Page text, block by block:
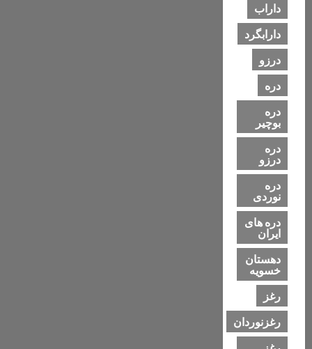
داراب
دارابگرد
درزو
دره
دره
بوچیر
دره
درزو
دره
نوردی
دره های
ایران
دهستان
خسویه
رغز
رغزنوردان